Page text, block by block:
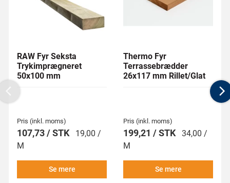
RAW Fyr Seksta
Trykimprægneret
50x100 mm
Pris (inkl. moms)
107,73 / STK
19,00 /
M
Se mere
Thermo Fyr
Terrassebrædder
26x117 mm Rillet/Glat
Pris (inkl. moms)
199,21 / STK 34,00 /
M
Se mere
Previous